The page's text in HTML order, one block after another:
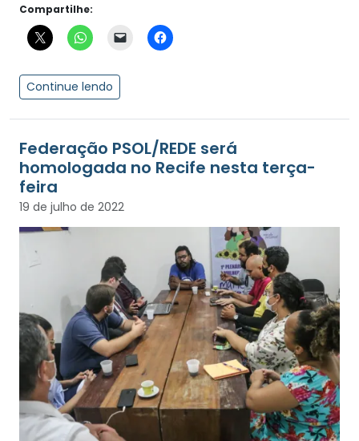
Compartilhe:
Continue lendo
Federação PSOL/REDE será
homologada no Recife nesta terça-
feira
19 de julho de 2022